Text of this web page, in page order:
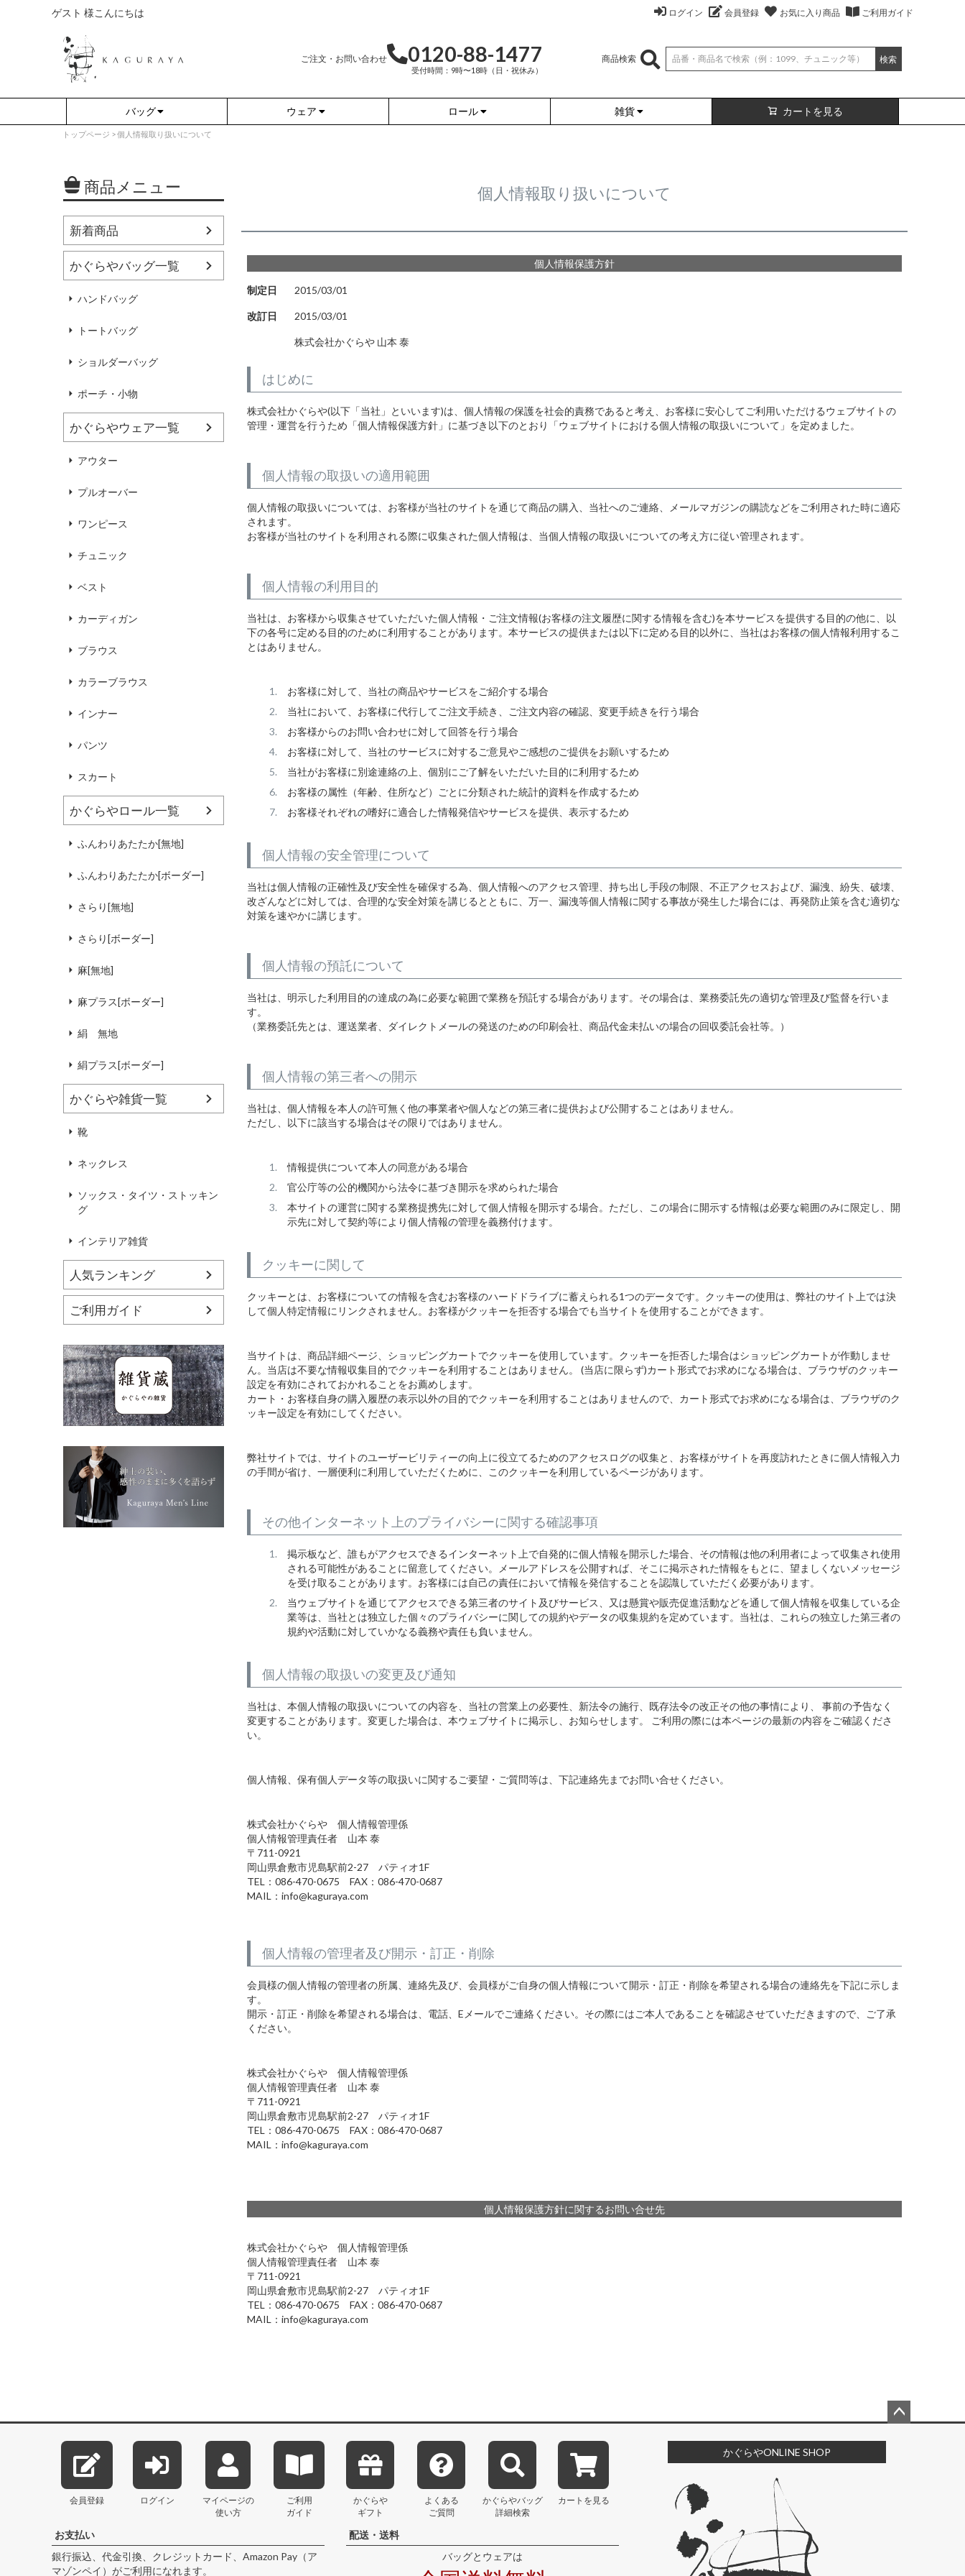
ゲスト 様こんにちは ログイン 会員登録 お気に入り商品 ご利用ガイド
ご注文・お問い合わせ 0120-88-1477
受付時間：9時〜18時（日・祝休み）
商品検索 検索
バッグ
ハンドバッグ
ウェア
アウター プルオーバー
ブラウス カラーブラウス
かぐらやウェア一覧
ロール
さらり（無地）
（綿80%、ポリエステル15%、
さらり（ボーダー）
ポリウレタン5%）
麻（無地）
麻12%、ラミー12%、
麻プラス（ボーダー）
ポリウレタン2%）
かぐらやロール一覧
雑貨 カートを見る
トップページ 個人情報取り扱いについて
商品メニュー
新着商品
かぐらやバッグ一覧
ハンドバッグ
トートバッグ
ショルダーバッグ
ポーチ・小物
かぐらやウェア一覧
アウター
プルオーバー
ワンピース
チュニック
ベスト
カーディガン
ブラウス
カラーブラウス
インナー
パンツ
スカート
かぐらやロール一覧
ふんわりあたたか[無地]
ふんわりあたたか[ボーダー]
さらり[無地]
さらり[ボーダー]
麻[無地]
麻プラス[ボーダー]
絹 無地
絹プラス[ボーダー]
かぐらや雑貨一覧
靴
ネックレス
ソックス・タイツ・ストッキン
グ
インテリア雑貨
人気ランキング
ご利用ガイド
個人情報取り扱いについて
個人情報保護方針
制定日 2015/03/01
改訂日 2015/03/01
株式会社かぐらや 山本 泰
はじめに
株式会社かぐらや(以下「当社」といいます)は、個人情報の保護を社会的責務であると考え、お客様に安心してご利用いただけるウェブサイトの
管理・運営を行うため「個人情報保護方針」に基づき以下のとおり「ウェブサイトにおける個人情報の取扱いについて」を定めました。
個人情報の取扱いの適用範囲
個人情報の取扱いについては、お客様が当社のサイトを通じて商品の購入、当社へのご連絡、メールマガジンの購読などをご利用された時に適応
されます。
お客様が当社のサイトを利用される際に収集された個人情報は、当個人情報の取扱いについての考え方に従い管理されます。
個人情報の利用目的
当社は、お客様から収集させていただいた個人情報・ご注文情報(お客様の注文履歴に関する情報を含む)を本サービスを提供する目的の他に、以
下の各号に定める目的のために利用することがあります。本サービスの提供または以下に定める目的以外に、当社はお客様の個人情報利用するこ
とはありません。
お客様に対して、当社の商品やサービスをご紹介する場合
当社において、お客様に代行してご注文手続き、ご注文内容の確認、変更手続きを行う場合
お客様からのお問い合わせに対して回答を行う場合
お客様に対して、当社のサービスに対するご意見やご感想のご提供をお願いするため
当社がお客様に別途連絡の上、個別にご了解をいただいた目的に利用するため
お客様の属性（年齢、住所など）ごとに分類された統計的資料を作成するため
お客様それぞれの嗜好に適合した情報発信やサービスを提供、表示するため
個人情報の安全管理について
当社は個人情報の正確性及び安全性を確保する為、個人情報へのアクセス管理、持ち出し手段の制限、不正アクセスおよび、漏洩、紛失、破壊、
改ざんなどに対しては、合理的な安全対策を講じるとともに、万一、漏洩等個人情報に関する事故が発生した場合には、再発防止策を含む適切な
対策を速やかに講じます。
個人情報の預託について
当社は、明示した利用目的の達成の為に必要な範囲で業務を預託する場合があります。その場合は、業務委託先の適切な管理及び監督を行いま
す。
（業務委託先とは、運送業者、ダイレクトメールの発送のための印刷会社、商品代金未払いの場合の回収委託会社等。）
個人情報の第三者への開示
当社は、個人情報を本人の許可無く他の事業者や個人などの第三者に提供および公開することはありません。
ただし、以下に該当する場合はその限りではありません。
情報提供について本人の同意がある場合
官公庁等の公的機関から法令に基づき開示を求められた場合
本サイトの運営に関する業務提携先に対して個人情報を開示する場合。ただし、この場合に開示する情報は必要な範囲のみに限定し、開
示先に対して契約等により個人情報の管理を義務付けます。
クッキーに関して
クッキーとは、お客様についての情報を含むお客様のハードドライブに蓄えられる1つのデータです。クッキーの使用は、弊社のサイト上では決
して個人特定情報にリンクされません。お客様がクッキーを拒否する場合でも当サイトを使用することができます。
当サイトは、商品詳細ページ、ショッピングカートでクッキーを使用しています。クッキーを拒否した場合はショッピングカートが作動しませ
ん。当店は不要な情報収集目的でクッキーを利用することはありません。 (当店に限らず)カート形式でお求めになる場合は、ブラウザのクッキー
設定を有効にされておかれることをお薦めします。
カート・お客様自身の購入履歴の表示以外の目的でクッキーを利用することはありませんので、カート形式でお求めになる場合は、ブラウザのク
ッキー設定を有効にしてください。
弊社サイトでは、サイトのユーザービリティーの向上に役立てるためのアクセスログの収集と、お客様がサイトを再度訪れたときに個人情報入力
の手間が省け、一層便利に利用していただくために、このクッキーを利用しているページがあります。
その他インターネット上のプライバシーに関する確認事項
掲示板など、誰もがアクセスできるインターネット上で自発的に個人情報を開示した場合、その情報は他の利用者によって収集され使用
される可能性があることに留意してください。メールアドレスを公開すれば、そこに掲示された情報をもとに、望ましくないメッセージ
を受け取ることがあります。お客様には自己の責任において情報を発信することを認識していただく必要があります。
当ウェブサイトを通じてアクセスできる第三者のサイト及びサービス、又は懸賞や販売促進活動などを通して個人情報を収集している企
業等は、当社とは独立した個々のプライバシーに関しての規約やデータの収集規約を定めています。当社は、これらの独立した第三者の
規約や活動に対していかなる義務や責任も負いません。
個人情報の取扱いの変更及び通知
当社は、本個人情報の取扱いについての内容を、当社の営業上の必要性、新法令の施行、既存法令の改正その他の事情により、 事前の予告なく
変更することがあります。変更した場合は、本ウェブサイトに掲示し、お知らせします。 ご利用の際には本ページの最新の内容をご確認くださ
い。
個人情報、保有個人データ等の取扱いに関するご要望・ご質問等は、下記連絡先までお問い合せください。
株式会社かぐらや 個人情報管理係
個人情報管理責任者 山本 泰
711-0921
岡山県倉敷市児島駅前2-27 パティオ1F
TEL：086-470-0675 FAX：086-470-0687
MAIL：info@kaguraya.com
個人情報の管理者及び開示・訂正・削除
会員様の個人情報の管理者の所属、連絡先及び、会員様がご自身の個人情報について開示・訂正・削除を希望される場合の連絡先を下記に示しま
す。
開示・訂正・削除を希望される場合は、電話、Eメールでご連絡ください。その際にはご本人であることを確認させていただきますので、ご了承
ください。
株式会社かぐらや 個人情報管理係
個人情報管理責任者 山本 泰
711-0921
岡山県倉敷市児島駅前2-27 パティオ1F
TEL：086-470-0675 FAX：086-470-0687
MAIL：info@kaguraya.com
個人情報保護方針に関するお問い合せ先
株式会社かぐらや 個人情報管理係
個人情報管理責任者 山本 泰
711-0921
岡山県倉敷市児島駅前2-27 パティオ1F
TEL：086-470-0675 FAX：086-470-0687
MAIL：info@kaguraya.com
会員登録 ログイン
マイページの
使い方
ご利用
ガイド
かぐらや
ギフト
よくある
ご質問
かぐらやバッグ
詳細検索
カートを見る
お支払い
銀行振込、代金引換、クレジットカード、Amazon Pay（ア
マゾンペイ）がご利用になれます。
配送・送料
バッグとウェアは
かぐらやONLINE SHOP